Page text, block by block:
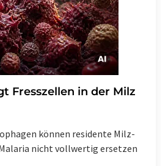
Fresszellen in der Milz
können residente Milz-
nicht vollwertig ersetzen